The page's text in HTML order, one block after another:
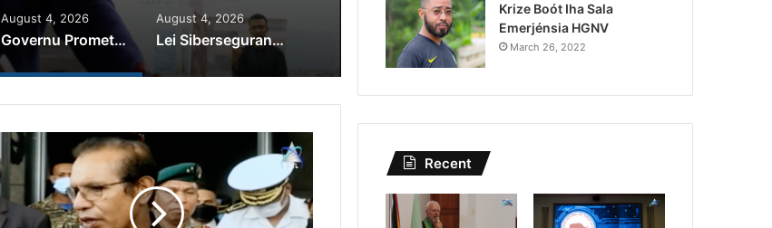
August 4, 2026
Governu Promete Tau Prioridade ba Setór Minerais no Setór Produtivu
August 4, 2026
Lei Siberseguransa Ajuda Autoridade Polisiál Kaptura Autór Kriminozu ho Paradeiru Iha Estranjeiru
Krize Boót Iha Sala
Emerjénsia HGNV
March 26, 2022
Recent